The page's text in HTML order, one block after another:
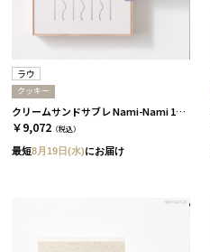
ラウ
クッキー
クリームサンドサブレ Nami-Nami 12本入［ラウ］
￥9,072 （税込）
最短8月19日(水)にお届け